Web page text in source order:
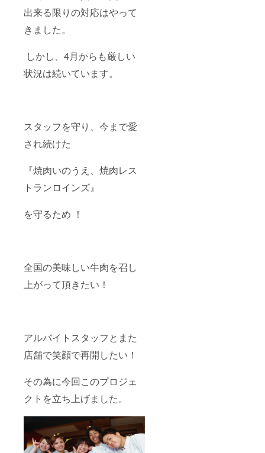
出来る限りの対応はやって
きました。
しかし、4月からも厳しい
状況は続いています。
スタッフを守り、今まで愛
され続けた
『焼肉いのうえ、焼肉レス
トランロインズ』
を守るため ！
全国の美味しい牛肉を召し
上がって頂きたい！
アルバイトスタッフとまた
店舗で笑顔で再開したい！
その為に今回このプロジェ
クトを立ち上げました。